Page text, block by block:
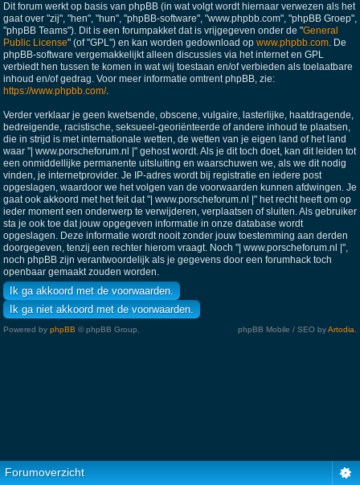
Dit forum werkt op basis van phpBB (in wat volgt wordt hiernaar verwezen als het
gaat over "zij", "hen", "hun", "phpBB-software", "www.phpbb.com", "phpBB Groep",
"phpBB Teams"). Dit is een forumpakket dat is vrijgegeven onder de "General
Public License" (of "GPL") en kan worden gedownload op www.phpbb.com. De
phpBB-software vergemakkelijkt alleen discussies via het internet en GPL
verbiedt hen tussen te komen in wat wij toestaan en/of verbieden als toelaatbare
inhoud en/of gedrag. Voor meer informatie omtrent phpBB, zie:
https://www.phpbb.com/.
Verder verklaar je geen kwetsende, obscene, vulgaire, lasterlijke, haatdragende,
bedreigende, racistische, seksueel-georiënteerde of andere inhoud te plaatsen,
die in strijd is met internationale wetten, de wetten van je eigen land of het land
waar "| www.porscheforum.nl |" gehost wordt. Als je dit toch doet, kan dit leiden tot
een onmiddellijke permanente uitsluiting en waarschuwen we, als we dit nodig
vinden, je internetprovider. Je IP-adres wordt bij registratie en iedere post
opgeslagen, waardoor we het volgen van de voorwaarden kunnen afdwingen. Je
gaat ook akkoord met het feit dat "| www.porscheforum.nl |" het recht heeft om op
ieder moment een onderwerp te verwijderen, verplaatsen of sluiten. Als gebruiker
sta je ook toe dat jouw opgegeven informatie in onze database wordt
opgeslagen. Deze informatie wordt nooit zonder jouw toestemming aan derden
doorgegeven, tenzij een rechter hierom vraagt. Noch "| www.porscheforum.nl |",
noch phpBB zijn verantwoordelijk als je gegevens door een forumhack toch
openbaar gemaakt zouden worden.
Powered by phpBB © phpBB Group. phpBB Mobile / SEO byArtodia
Forumoverzicht